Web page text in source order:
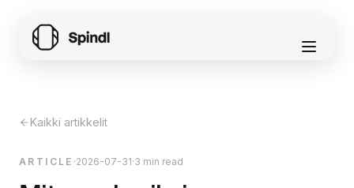
Kaikki artikkelit
ARTICLE ·2026-07-31·3 min read